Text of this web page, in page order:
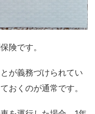
険です。
が義務づけられてい
おくのが通常です。